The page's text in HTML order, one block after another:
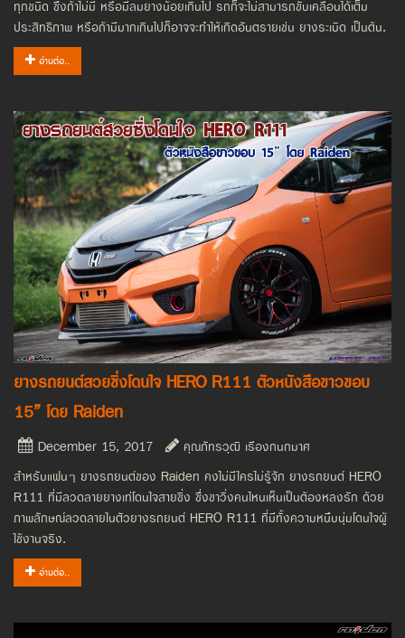
ทุกชนิด ซึ่งถ้าไม่มี หรือมีลมยางน้อยเกินไป รถก็จะไม่สามารถขับเคลื่อนได้เต็ม
ประสิทธิภาพ หรือถ้ามีมากเกินไปก็อาจจะทำให้เกิดอันตรายเช่น ยางระเบิด เป็นต้น.
อ่านต่อ..
ยางรถยนต์สวยซิ่งโดนใจ HERO R111 ตัวหนังสือขาวขอบ
15” โดย Raiden
December 15, 2017
คุณภัทรวุฒิ เรืองกนกมาศ
สำหรับแฟนๆ ยางรถยนต์ของ Raiden คงไม่มีใครไม่รู้จัก ยางรถยนต์ HERO
R111 ที่มีลวดลายยางเท่โดนใจสายซิ่ง ซึ่งขาวิ่งคนไหนเห็นเป็นต้องหลงรัก ด้วย
ภาพลักษณ์ลวดลายในตัวยางรถยนต์ HERO R111 ที่มีทั้งความหนึบนุ่มโดนใจผู้
ใช้งานจริง.
อ่านต่อ..